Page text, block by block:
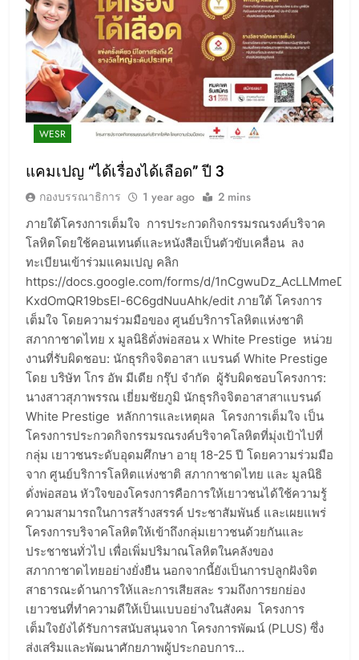
WESR
แคมเปญ “ได้เรื่องได้เลือด” ปี 3
กองบรรณาธิการ 1 year ago 2 mins
ภายใต้โครงการเต็มใจ การประกวดกิจกรรมรณรงค์บริจาค
โลหิตโดยใช้คอนเทนต์และหนังสือเป็นตัวขับเคลื่อน ลง
ทะเบียนเข้าร่วมแคมเปญ คลิก
https://docs.google.com/forms/d/1nCgwuDz_AcLLMmeD5-
KxdOmQR19bsEl-6C6gdNuuAhk/edit ภายใต้ โครงการ
เต็มใจ โดยความร่วมมือของ ศูนย์บริการโลหิตแห่งชาติ
สภากาชาดไทย x มูลนิธิดั่งพ่อสอน x White Prestige หน่วย
งานที่รับผิดชอบ: นักธุรกิจจิตอาสา แบรนด์ White Prestige
โดย บริษัท โกร อัพ มีเดีย กรุ๊ป จำกัด ผู้รับผิดชอบโครงการ:
นางสาวสุภาพรรณ เยี่ยมชัยภูมิ นักธุรกิจจิตอาสาสาแบรนด์
White Prestige หลักการและเหตุผล โครงการเต็มใจ เป็น
โครงการประกวดกิจกรรมรณรงค์บริจาคโลหิตที่มุ่งเป้าไปที่
กลุ่ม เยาวชนระดับอุดมศึกษา อายุ 18-25 ปี โดยความร่วมมือ
จาก ศูนย์บริการโลหิตแห่งชาติ สภากาชาดไทย และ มูลนิธิ
ดั่งพ่อสอน หัวใจของโครงการคือการให้เยาวชนได้ใช้ความรู้
ความสามารถในการสร้างสรรค์ ประชาสัมพันธ์ และเผยแพร่
โครงการบริจาคโลหิตให้เข้าถึงกลุ่มเยาวชนด้วยกันและ
ประชาชนทั่วไป เพื่อเพิ่มปริมาณโลหิตในคลังของ
สภากาชาดไทยอย่างยั่งยืน นอกจากนี้ยังเป็นการปลูกฝังจิต
สาธารณะด้านการให้และการเสียสละ รวมถึงการยกย่อง
เยาวชนที่ทำความดีให้เป็นแบบอย่างในสังคม โครงการ
เต็มใจยังได้รับการสนับสนุนจาก โครงการพัฒน์ (PLUS) ซึ่ง
ส่งเสริมและพัฒนาศักยภาพผู้ประกอบการ…